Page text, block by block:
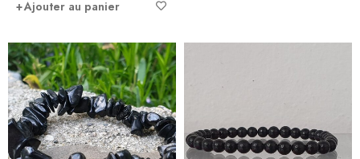
Ajouter au panier